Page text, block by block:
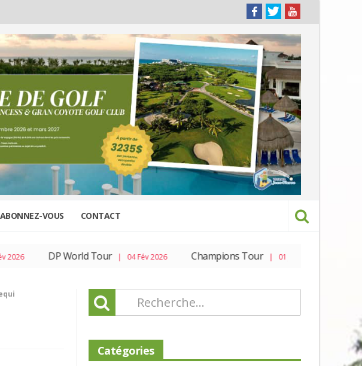
ABONNEZ-VOUS CONTACT
DP World Tour| 04 Fév 2026 Champions Tour| 01 Jan 2026
Catégories